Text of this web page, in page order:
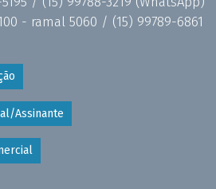
- ramal 5060 / (15) 99789-6861
Assinante